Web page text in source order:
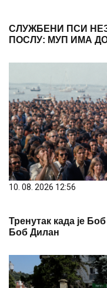
СЛУЖБЕНИ ПСИ
ПОСЛУ: МУП ИМА
10. 08. 2026 12:56
Тренутак када је
Боб Дилан